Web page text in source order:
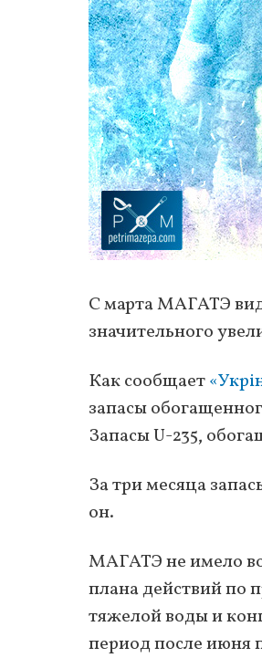
С марта МАГАТЭ
значительного
Как сообщает
запасы
Запасы U-235,
За три месяца
он.
МАГАТЭ не имело
плана действий по
тяжелой воды и
период после июня